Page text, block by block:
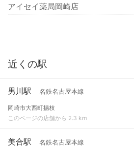
アイセイ薬局岡崎店
近くの駅
男川駅 名鉄名古屋本線
岡崎市大西町揚枝
このページの店舗から 2.3 km
美合駅 名鉄名古屋本線